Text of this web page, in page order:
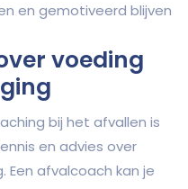
en gemotiveerd blijven
voeding
bij het afvallen is
en advies over
Een afvalcoach kan je